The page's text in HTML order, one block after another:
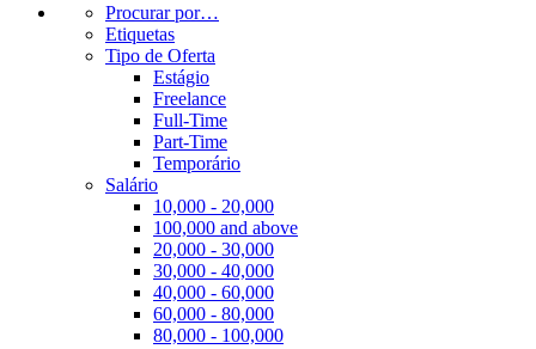
Procurar por…
Etiquetas
Tipo de Oferta
Estágio
Freelance
Full-Time
Part-Time
Temporário
Salário
10,000 - 20,000
100,000 and above
20,000 - 30,000
30,000 - 40,000
40,000 - 60,000
60,000 - 80,000
80,000 - 100,000